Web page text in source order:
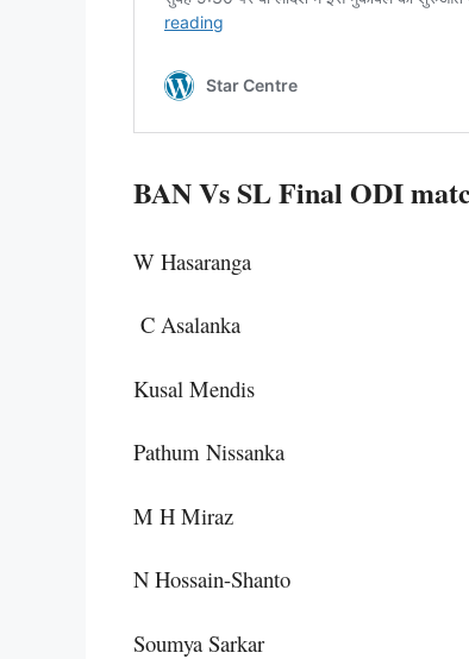
BAN Vs SL Final ODI
W Hasaranga
C Asalanka
Kusal Mendis
Pathum Nissanka
M H Miraz
N Hossain-Shanto
Soumya Sarkar